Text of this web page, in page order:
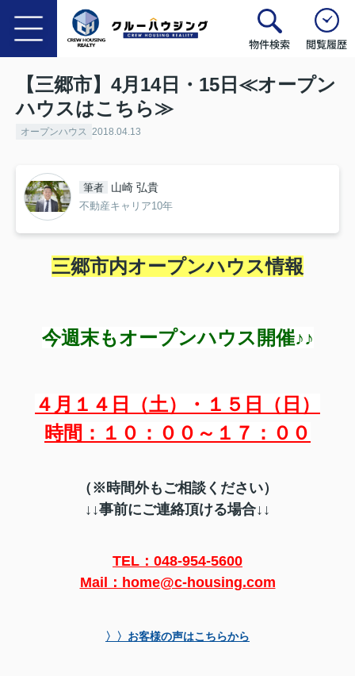
物件検索 閲覧履歴
【三郷市】4月14日・15日≪オープン
ハウスはこちら≫
オープンハウス 2018.04.13
筆者 山崎 弘貴
不動産キャリア10年
三郷市内オープンハウス情報
今週末もオープンハウス開催♪♪
４月１４日（土）・１５日（日）
時間：１０：００～１７：００
（※時間外もご相談ください）
↓↓事前にご連絡頂ける場合↓↓
TEL：048-954-5600
Mail：home@c-housing.com
〉〉お客様の声はこちらから